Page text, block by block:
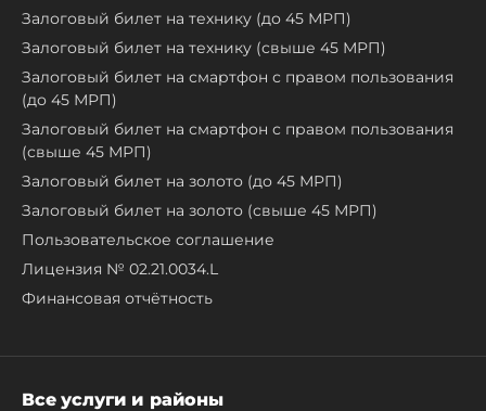
Залоговый билет на технику (до 45 МРП)
Залоговый билет на технику (свыше 45 МРП)
Залоговый билет на смартфон с правом пользования
(до 45 МРП)
Залоговый билет на смартфон с правом пользования
(свыше 45 МРП)
Залоговый билет на золото (до 45 МРП)
Залоговый билет на золото (свыше 45 МРП)
Пользовательское соглашение
Лицензия № 02.21.0034.L
Финансовая отчётность
Все услуги и районы